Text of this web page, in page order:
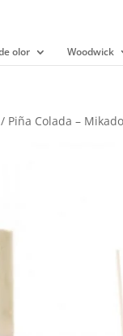
olor Woodwick
/ Piña Colada –